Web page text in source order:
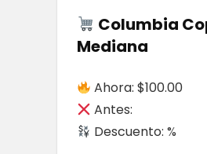
Columbia
Mediana
Ahora: $100.00
Antes:
Descuento: %